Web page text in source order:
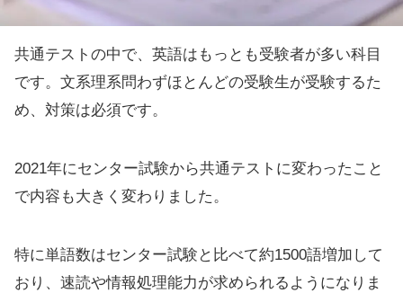
共通テストの中で、英語はもっとも受験者が多い科目
です。文系理系問わずほとんどの受験生が受験するた
め、対策は必須です。
2021年にセンター試験から共通テストに変わったこと
で内容も大きく変わりました。
特に単語数はセンター試験と比べて約1500語増加して
おり、速読や情報処理能力が求められるようになりま